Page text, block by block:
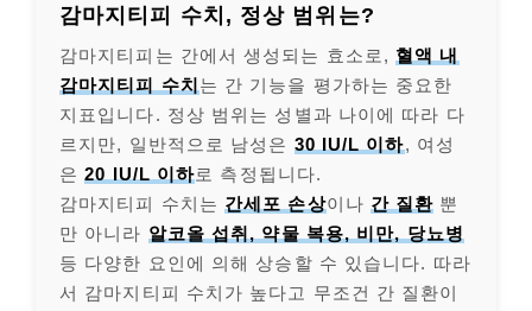
감마지티피 수치, 정상 범위는?
감마지티피는 간에서 생성되는 효소로, 혈액 내
감마지티피 수치 는 간 기능을 평가하는 중요한
지표입니다. 정상 범위는 성별과 나이에 따라 다
르지만, 일반적으로 남성은 30 IU/L 이하, 여성
은20 IU/L 이하로 측정됩니다.
감마지티피 수치는 간세포 손상이나 간 질환 뿐
만 아니라 알코올 섭취, 약물 복용, 비만, 당뇨병
등 다양한 요인에 의해 상승할 수 있습니다. 따라
서 감마지티피 수치가 높다고 무조건 간 질환이